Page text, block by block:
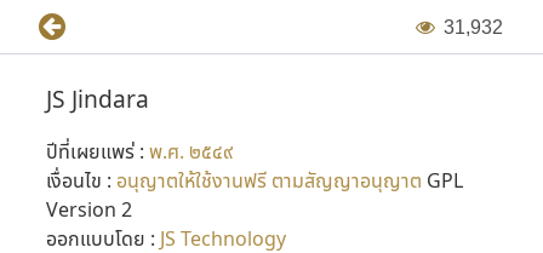
31,932
ในเวอร์ชั่นแรกๆ ฟอนต์เหล่านี้ถูกสร้างขึ้นในแบบ Bitmap ฟอนต์
แล้วจึงพัฒนาขึ้นเป็น Vector Font ในภายหลัง (Adobe Type 1
และ TrueType ในเวลาต่อมา) โดยเริ่มขึ้นในปี พ.ศ. ๒๕๓๖ ต่อมา
มีการปรับปรุงฟอนต์ใหม่อีกครั้งในปี พ.ศ. ๒๕๔๔ โดย P-
JS Jindara
ปีที่เผยแพร่ : พ.ศ. ๒๕๔๙
เงื่อนไข : อนุญาตให้ใช้งานฟรี ตามสัญญาอนุญาต GPL
Version 2
ออกแบบโดย : JS Technology